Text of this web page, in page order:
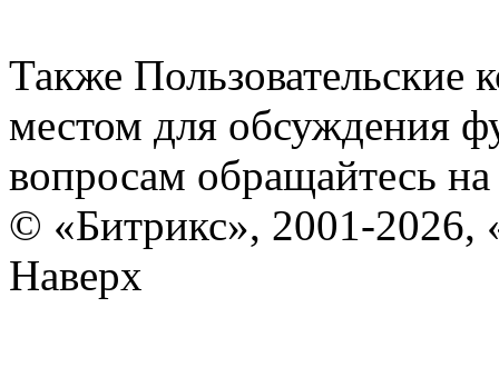
Также Пользовательские
местом для обсуждения
вопросам обращайтесь
© «Битрикс», 2001-2026,
Наверх